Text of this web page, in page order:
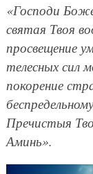
«Господи
святая Твоя
просвещение
телесных сил
покорение
Пречистыя
Аминь».